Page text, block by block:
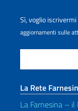
Sì, voglio
aggiornamenti sulle
La Rete
La Farnesina – il